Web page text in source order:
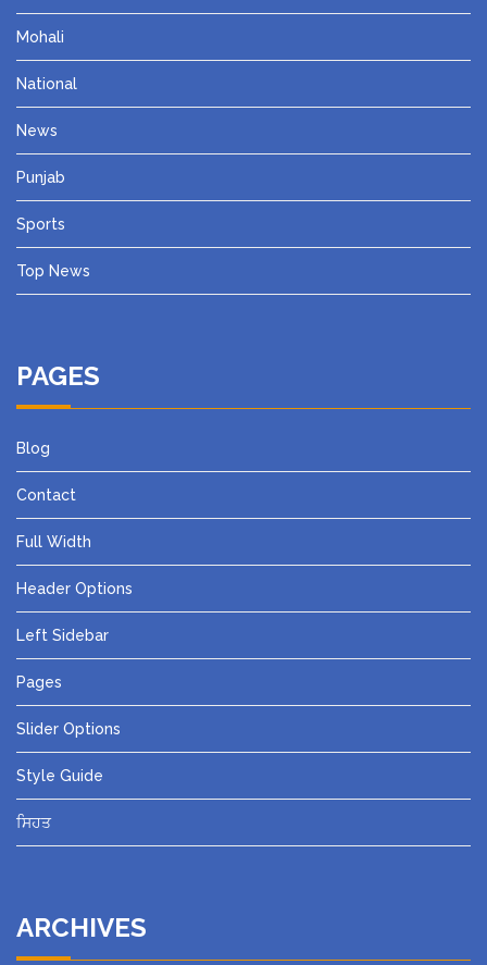
Mohali
National
News
Punjab
Sports
Top News
PAGES
Blog
Contact
Full Width
Header Options
Left Sidebar
Pages
Slider Options
Style Guide
ਸਿਹਤ
ARCHIVES